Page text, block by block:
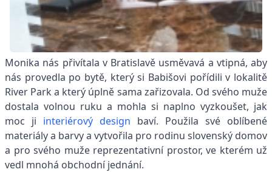
Monika nás přivítala v Bratislavě usměvavá a vtipná, aby
nás provedla po bytě, který si Babišovi pořídili v lokalitě
River Park a který úplně sama zařizovala. Od svého muže
dostala volnou ruku a mohla si naplno vyzkoušet, jak
moc ji interiérový design baví. Použila své oblíbené
materiály a barvy a vytvořila pro rodinu slovenský domov
a pro svého muže reprezentativní prostor, ve kterém už
vedl mnohá obchodní jednání.